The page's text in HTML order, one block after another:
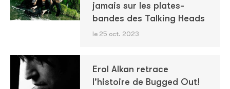
jamais sur les plates-
bandes des Talking Heads
le 25 oct. 2023
Erol Alkan retrace
l'histoire de Bugged Out!